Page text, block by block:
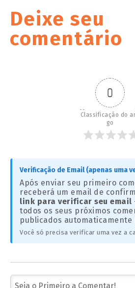
Deixe seu
comentário
0
Classificação do
go
Verificação de Email (apenas uma
Após enviar seu primeiro
receberá um email de
link para verificar seu email
todos os seus próximos
publicados automaticamente
Você só precisa verificar uma vez a